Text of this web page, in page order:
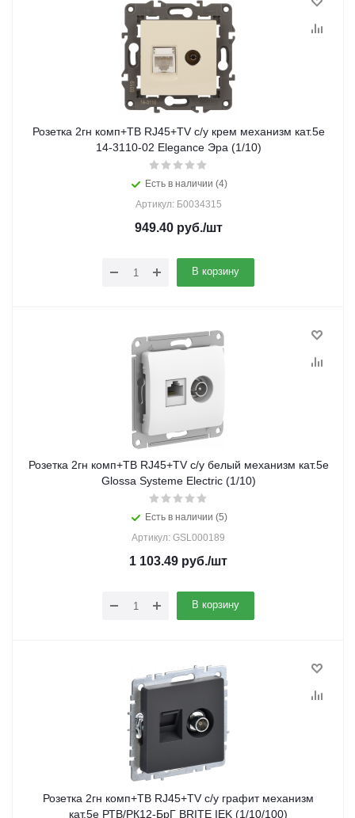
Розетка 2гн комп+ТВ RJ45+TV с/у крем механизм кат.5е
14-3110-02 Elegance Эра (1/10)
Есть в наличии (4)
Артикул: Б0034315
949.40руб./шт
В корзину
Розетка 2гн комп+ТВ RJ45+TV с/у белый механизм кат.5е
Glossa Systeme Electric (1/10)
Есть в наличии (5)
Артикул: GSL000189
1 103.49 руб./шт
В корзину
Розетка 2гн комп+ТВ RJ45+TV с/у графит механизм
кат.5е РТВ/РК12-БрГ BRITE IEK (1/10/100)